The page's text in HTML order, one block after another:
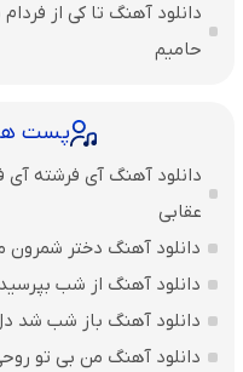
دانلود آهنگ تا کی از
حامیم
پست
دانلود آهنگ آی فرشته
عقابی
دانلود آهنگ دختر شمرون
دانلود آهنگ از شب
دانلود آهنگ باز شب شد
دانلود آهنگ من بی تو